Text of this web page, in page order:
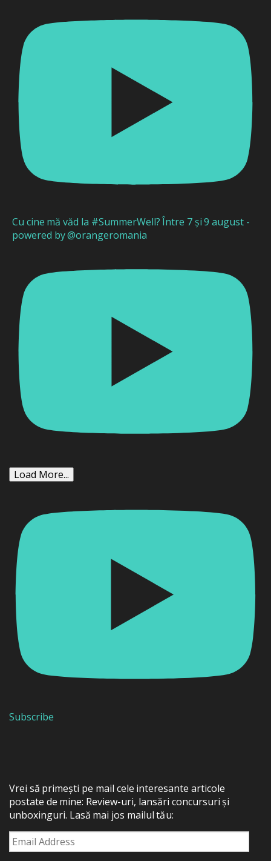
Cu cine mă văd la #SummerWell? Între 7 și 9 august -
powered by @orangeromania
Load More...
Subscribe
Vrei să primești pe mail cele interesante articole
postate de mine: Review-uri, lansări concursuri și
unboxinguri. Lasă mai jos mailul tău:
Email
Address